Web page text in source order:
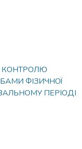
КОНТРОЛЮ
ФІЗИЧНОЇ
ПЕРІОДІ